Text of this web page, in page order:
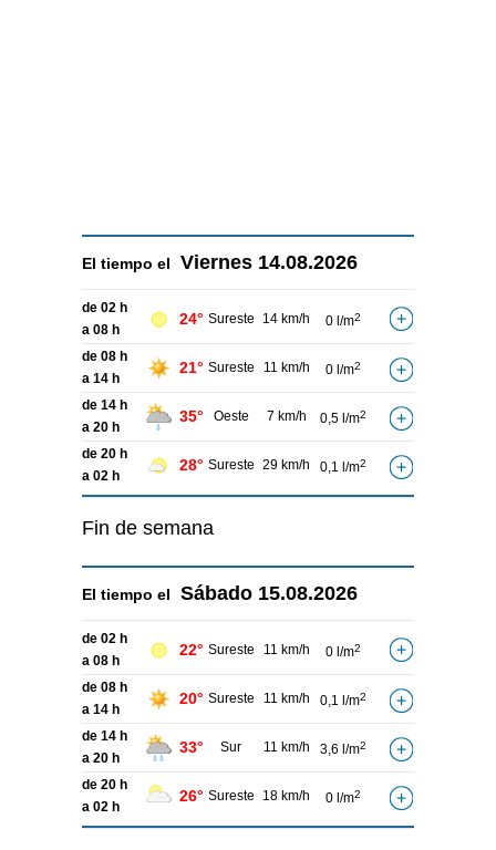
El tiempo el Viernes 14.08.2026
de 02 h
a 08 h
24° Sureste 14 km/h 0 l/m2
de 08 h
a 14 h
21° Sureste 11 km/h 0 l/m2
de 14 h
a 20 h
35° Oeste 7 km/h 0,5 l/m2
de 20 h
a 02 h
28° Sureste 29 km/h 0,1 l/m2
Fin de semana
El tiempo el Sábado 15.08.2026
de 02 h
a 08 h
22° Sureste 11 km/h 0 l/m2
de 08 h
a 14 h
20° Sureste 11 km/h 0,1 l/m2
de 14 h
a 20 h
33° Sur 11 km/h 3,6 l/m2
de 20 h
a 02 h
26° Sureste 18 km/h 0 l/m2